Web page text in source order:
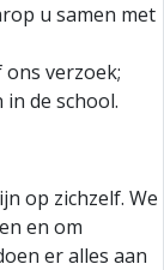
u samen met
verzoek;
de school.
op zichzelf. We
en om
er alles aan